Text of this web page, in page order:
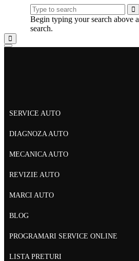
Begin typing your search above
search.
SERVICE AUTO
DIAGNOZA AUTO
MECANICA AUTO
REVIZIE AUTO
MARCI AUTO
BLOG
PROGRAMARI SERVICE ONLINE
LISTA PRETURI